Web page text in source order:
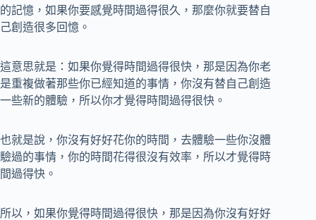
的記憶，如果你要感覺時間過得很久，那麼你就要替自
己創造很多回憶。
這意思就是：如果你覺得時間過得很快，那是因為你老
是重複做著那些你已經知道的事情，你沒有替自己創造
一些新的體驗，所以你才覺得時間過得很快。
也就是說，你沒有好好花你的時間，去體驗一些你沒體
驗過的事情，你的時間花得很沒有效率，所以才覺得時
間過得快。
所以，如果你覺得時間過得很快，那是因為你沒有好好